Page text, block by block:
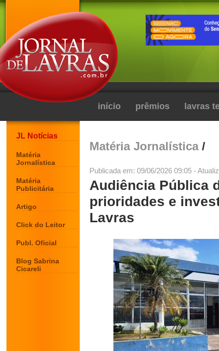
início prêmios lavras
JL Notícias
Matéria
Jornalística
Matéria
Publicitária
Artigo
Click do Leitor
Publ. Oficial
Blog Sabrina
Cicareli
Matéria Jornalística/
Publicada em: 09/06/2026 09:05 -
Audiência Pública
prioridades e
Lavras